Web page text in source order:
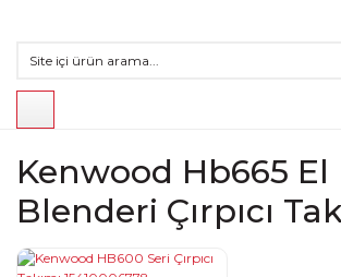
Kenwood Hb665 El
Blenderi Çırpıcı